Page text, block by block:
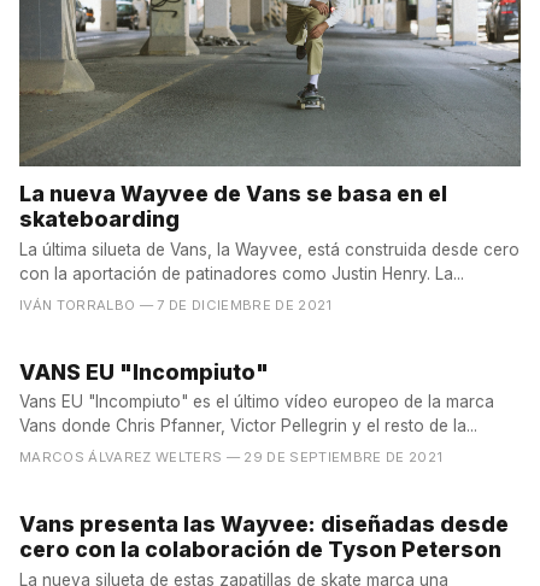
La nueva Wayvee de Vans se basa en el
skateboarding
La última silueta de Vans, la Wayvee, está construida desde cero
con la aportación de patinadores como Justin Henry. La...
IVÁN TORRALBO — 7 DE DICIEMBRE DE 2021
VANS EU "Incompiuto"
Vans EU "Incompiuto" es el último vídeo europeo de la marca
Vans donde Chris Pfanner, Victor Pellegrin y el resto de la...
MARCOS ÁLVAREZ WELTERS — 29 DE SEPTIEMBRE DE 2021
Vans presenta las Wayvee: diseñadas desde
cero con la colaboración de Tyson Peterson
La nueva silueta de estas zapatillas de skate marca una